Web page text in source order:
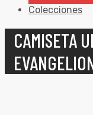
Colecciones
CAMISETA